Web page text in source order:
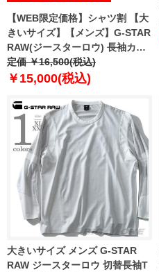
【WEB限定価格】シャツ割 【大
きいサイズ】【メンズ】G-STAR
RAW(ジースターロウ) 長袖カジ
ュアルシャツ d09111-7647
定価 ￥16,500(税込)
￥15,000(税込)
大きいサイズ メンズ G-STAR
RAW ジースターロウ 切替長袖T